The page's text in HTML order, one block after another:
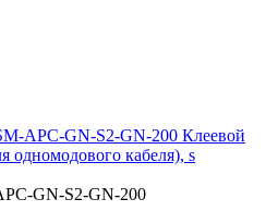
APC-GN-S2-GN-200 Клеевой
одномодового кабеля), s
GN-S2-GN-200